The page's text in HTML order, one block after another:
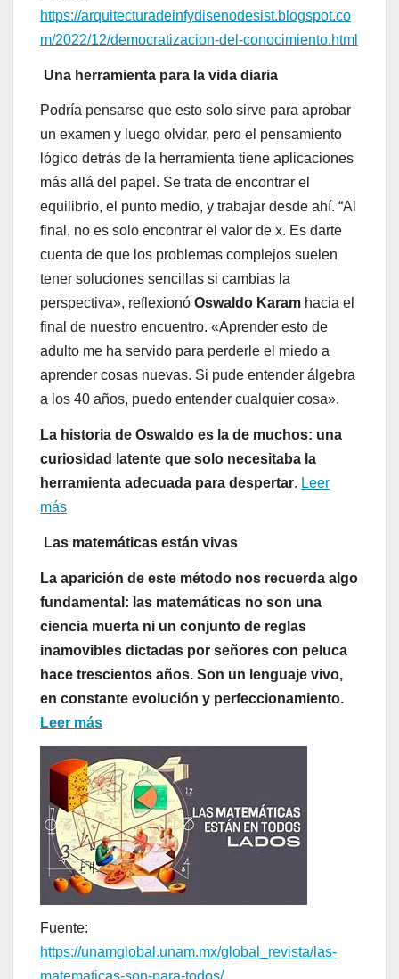
https://arquitecturadeinfydisenodesist.blogspot.co
m/2022/12/democratizacion-del-conocimiento.html
Una herramienta para la vida diaria
Podría pensarse que esto solo sirve para aprobar
un examen y luego olvidar, pero el pensamiento
lógico detrás de la herramienta tiene aplicaciones
más allá del papel. Se trata de encontrar el
equilibrio, el punto medio, y trabajar desde ahí. “Al
final, no es solo encontrar el valor de x. Es darte
cuenta de que los problemas complejos suelen
tener soluciones sencillas si cambias la
perspectiva», reflexionó Oswaldo Karam hacia el
final de nuestro encuentro. «Aprender esto de
adulto me ha servido para perderle el miedo a
aprender cosas nuevas. Si pude entender álgebra
a los 40 años, puedo entender cualquier cosa».
La historia de Oswaldo es la de muchos: una
curiosidad latente que solo necesitaba la
herramienta adecuada para despertar. Leer
más
Las matemáticas están vivas
La aparición de este método nos recuerda algo
fundamental: las matemáticas no son una
ciencia muerta ni un conjunto de reglas
inamovibles dictadas por señores con peluca
hace trescientos años. Son un lenguaje vivo,
en constante evolución y perfeccionamiento.
Leer más
Fuente:
https://unamglobal.unam.mx/global_revista/las-